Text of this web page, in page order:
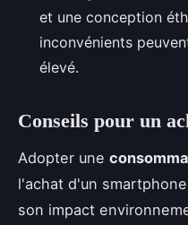
et une conception
inconvénients
élevé.
Conseils pour un
Adopter une
l'achat d'un
son impact